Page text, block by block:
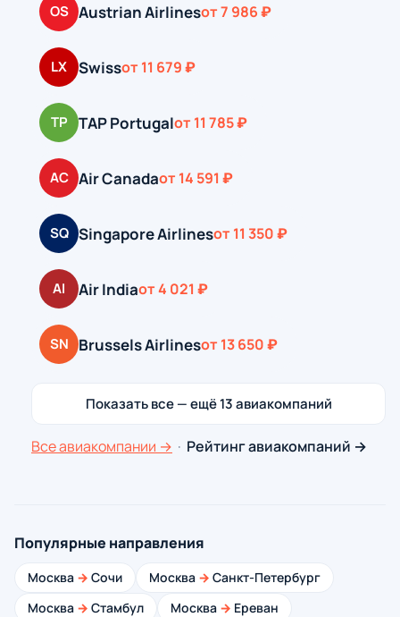
OS Austrian Airlinesот 7 986 ₽
LX Swissот 11 679 ₽
TP TAP Portugalот 11 785 ₽
AC Air Canadaот 14 591 ₽
SQ Singapore Airlinesот 11 350 ₽
AI Air Indiaот 4 021 ₽
SN Brussels Airlinesот 13 650 ₽
Показать все — ещё 13 авиакомпаний
Все авиакомпании → · Рейтинг авиакомпаний →
Популярные направления
Москва → Сочи Москва → Санкт-Петербург
Москва → Стамбул Москва → Ереван